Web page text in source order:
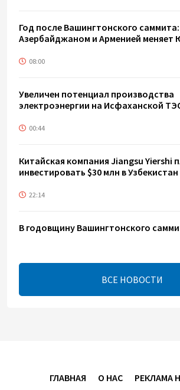
Год после Вашингтонского
Азербайджаном и Арменией меняет
08:00
Увеличен потенциал производства
электроэнергии на Исфаханской
00:44
Китайская компания Jiangsu Yiershi
инвестировать $30 млн в Узбекистан
22:14
В годовщину Вашингтонского
Минфин Азербайджана отчитался
проделанной в I полугодии
ВСЕ НОВОСТИ
ГЛАВНАЯ О НАС РЕКЛАМА